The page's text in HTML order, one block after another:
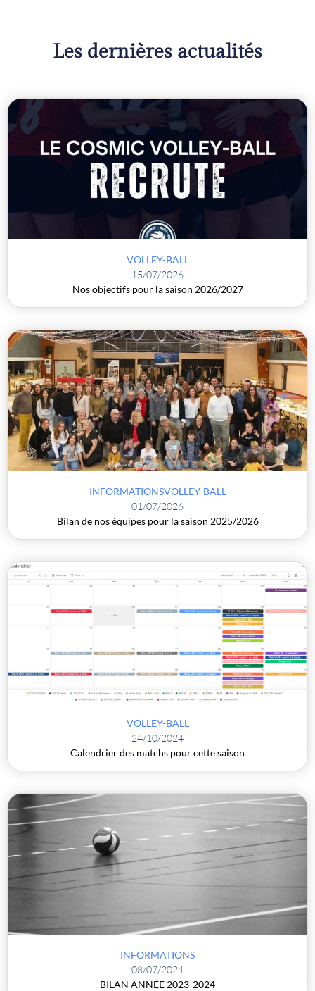
Les dernières actualités
VOLLEY-BALL
15/07/2026
Nos objectifs pour la saison 2026/2027
INFORMATIONSVOLLEY-BALL
01/07/2026
Bilan de nos équipes pour la saison 2025/2026
VOLLEY-BALL
24/10/2024
Calendrier des matchs pour cette saison
INFORMATIONS
08/07/2024
BILAN ANNÉE 2023-2024